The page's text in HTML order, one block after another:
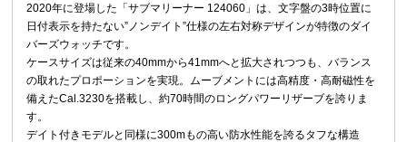
2020年に登場した「サブマリーナー 124060」は、文字盤の3時位置に
日付表示を持たない”ノンデイト”仕様の左右対称デザインが特徴のダイ
バーズウォッチです。
ケースサイズは従来の40mmから41mmへと拡大されつつも、バランス
の取れたプロポーションを実現。ムーブメントには高精度・高耐磁性を
備えたCal.3230を搭載し、約70時間のロングパワーリザーブを誇りま
す。
デイト付きモデルと同様に300mもの高い防水性能を誇るタフな構造